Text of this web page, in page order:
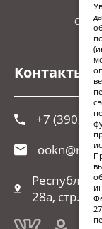
Сайт
Контакты
+7 (3902)
ookn@r-
28а, стр. 1